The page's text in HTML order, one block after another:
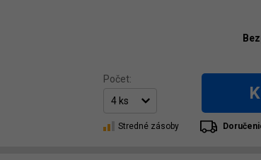
Počet:
Stredné zásoby